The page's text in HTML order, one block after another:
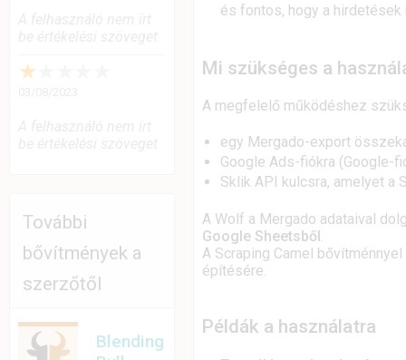
★
További
bővítmények a
szerzőtől
Blending
és fontos, hogy a
Mi szükséges a
A megfelelő működéshez
egy Mergado-export
Google Ads-fiókra (Google-
Sklik API kulcsra, amelyet a
A Wolf a Mergado adataival
Google Sheetsből
A Scraping Camel
építésére.
Példák a használatra